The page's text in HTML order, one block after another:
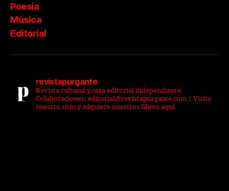
Poesía
Música
Editorial
revistapurgante
Revista cultural y casa editorial independiente.
Colaboraciones: editorial@revistapurgante.com | Visita
nuestro sitio y adquiere nuestros libros aquí